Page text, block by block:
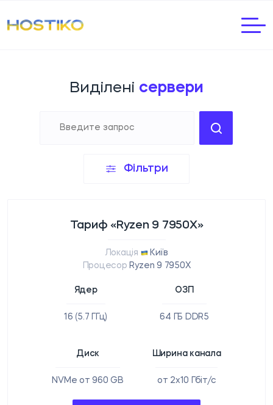
Виділені сервери
Фільтри
Тариф «Ryzen 9 7950X»
Локація
Київ
Процесор Ryzen 9 7950X
Ядер
16 (5.7 ГГц)
ОЗП
64 ГБ DDR5
Диск
NVMe от 960 GB
Ширина канала
от 2x10 Гбіт/с